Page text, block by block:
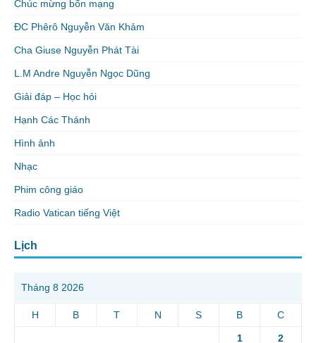
Chúc mừng bổn mạng
ĐC Phêrô Nguyễn Văn Khảm
Cha Giuse Nguyễn Phát Tài
L.M Andre Nguyễn Ngọc Dũng
Giải đáp – Học hỏi
Hạnh Các Thánh
Hình ảnh
Nhạc
Phim công giáo
Radio Vatican tiếng Việt
Lịch
Tháng 8 2026
H B T N S B C
1 2